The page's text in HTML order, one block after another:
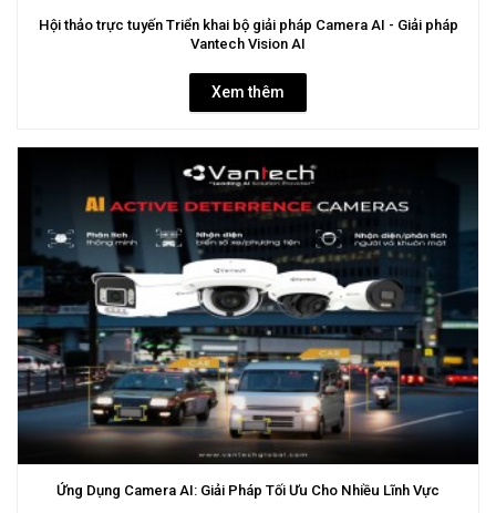
Hội thảo trực tuyến Triển khai bộ giải pháp Camera AI - Giải pháp
Vantech Vision AI
Xem thêm
Ứng Dụng Camera AI: Giải Pháp Tối Ưu Cho Nhiều Lĩnh Vực